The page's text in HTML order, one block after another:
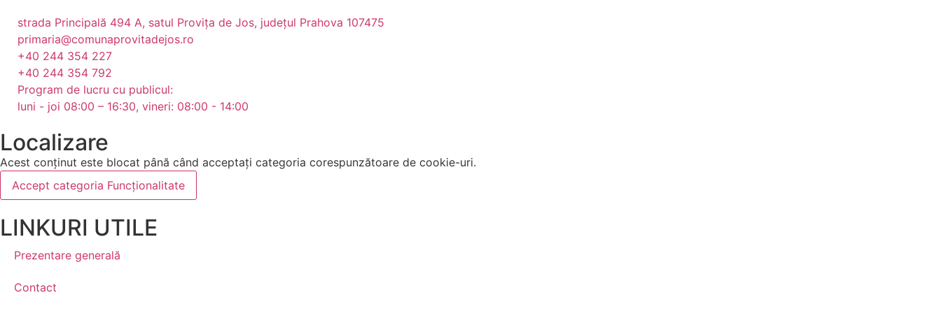
strada Principală 494 A, satul Provița de Jos, județul Prahova 107475
primaria@comunaprovitadejos.ro
+40 244 354 227
+40 244 354 792
Program de lucru cu publicul:
luni - joi 08:00 – 16:30, vineri: 08:00 - 14:00
Localizare
Acest conținut este blocat până când acceptați categoria corespunzătoare de cookie-uri.
Accept categoria Funcționalitate
LINKURI UTILE
Prezentare generală
Contact